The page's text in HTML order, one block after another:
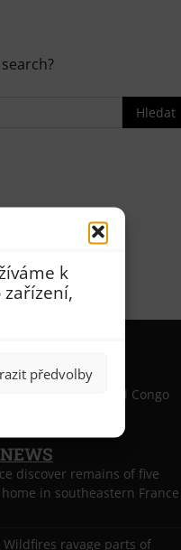
k
předvolby
case on packed Congo
discover remains of five
in southeastern France
ravage parts of